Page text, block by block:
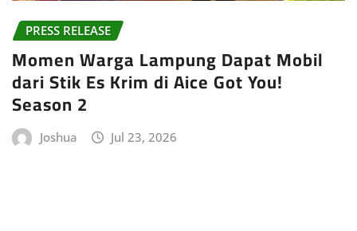
PRESS RELEASE
Momen Warga Lampung Dapat Mobil
dari Stik Es Krim di Aice Got You!
Season 2
Joshua Jul 23, 2026